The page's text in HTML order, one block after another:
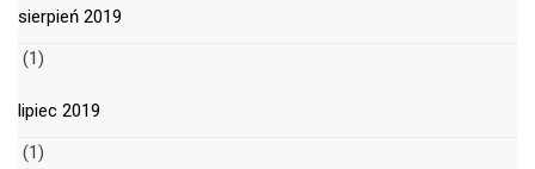
sierpień 2019
(1)
lipiec 2019
(1)